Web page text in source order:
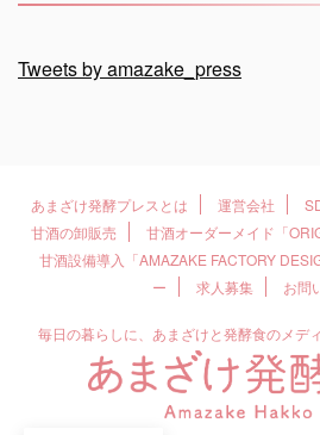
Tweets by amazake_press
あまざけ発酵プレスとは 運営会社
甘酒の卸販売
甘酒オーダーメイド「
甘酒設備導入「AMAZAKE FACTORY
ー
求人募集 お問
毎日の暮らしに、あまざけと発酵食のメデ